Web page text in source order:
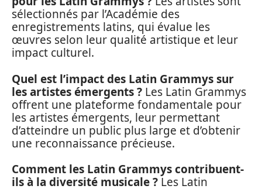
sélectionnés par l’Académie des
enregistrements latins, qui évalue les
œuvres selon leur qualité artistique et leur
impact culturel.
Quel est l’impact des Latin Grammys sur
les artistes émergents ? Les Latin Grammys
offrent une plateforme fondamentale pour
les artistes émergents, leur permettant
d’atteindre un public plus large et d’obtenir
une reconnaissance précieuse.
Comment les Latin Grammys contribuent-
ils à la diversité musicale ? Les Latin